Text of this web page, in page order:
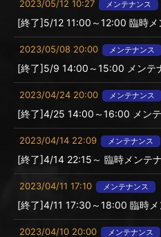
2023/05/12 10:27 メンテナンス
[終了]5/12 11:00～12:00 臨時メ
2023/05/08 20:00 メンテナンス
[終了]5/9 14:00～15:00 メンテ
2023/04/24 20:00 メンテナンス
[終了]4/25 14:00～16:00 メン
2023/04/14 22:09 メンテナンス
[終了]4/14 22:15～ 臨時メンテ
2023/04/11 17:10 メンテナンス
[終了]4/11 17:30～18:00 臨時
2023/04/10 20:00 メンテナンス